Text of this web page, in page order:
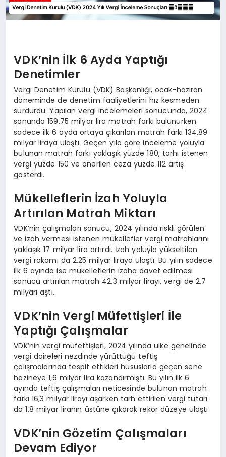
VDK’nin İlk 6 Ayda Yaptığı
Denetimler
Vergi Denetim Kurulu (VDK) Başkanlığı, ocak-haziran
döneminde de denetim faaliyetlerini hız kesmeden
sürdürdü. Yapılan vergi incelemeleri sonucunda, 2024
sonunda 159,75 milyar lira matrah farkı bulunurken
sadece ilk 6 ayda ortaya çıkarılan matrah farkı 134,89
milyar liraya ulaştı. Geçen yıla göre inceleme yoluyla
bulunan matrah farkı yaklaşık yüzde 180, tarhı istenen
vergi yüzde 150 ve önerilen ceza yüzde 112 artış
gösterdi.
Mükelleflerin İzah Yoluyla
Artırılan Matrah Miktarı
VDK’nin çalışmaları sonucu, 2024 yılında riskli görülen
ve izah vermesi istenen mükellefler vergi matrahlarını
yaklaşık 17 milyar lira artırdı. İzah yoluyla yükseltilen
vergi rakamı da 2,25 milyar liraya ulaştı. Bu yılın sadece
ilk 6 ayında ise mükelleflerin izaha davet edilmesi
sonucu artırılan matrah 42,3 milyar lirayı, vergi de 2,7
milyarı aştı.
VDK’nin Vergi Müfettişleri İle
Yaptığı Çalışmalar
VDK’nin vergi müfettişleri, 2024 yılında ülke genelinde
vergi daireleri nezdinde yürüttüğü teftiş
çalışmalarında tespit ettikleri hususlarla geçen sene
hazineye 1,6 milyar lira kazandırmıştı. Bu yılın ilk 6
ayında teftiş çalışmaları neticesinde bulunan matrah
farkı 16,3 milyar lirayı aşarken tarh ettirilen vergi tutarı
da 1,8 milyar liranın üstüne çıkarak rekor düzeye ulaştı.
VDK’nin Gözetim Çalışmaları
Devam Ediyor